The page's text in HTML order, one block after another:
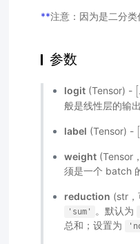
**注意：因为是二分
参数
logit (Tensor) - [[
般是线性层的输
label (Tensor) - [
weight (Tensor
须是一个 batch
reduction (str，
'sum' 。默认为
总和；设置为